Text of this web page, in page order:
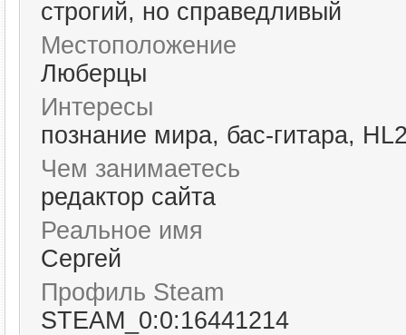
строгий, но справедливый
Местоположение
Люберцы
Интересы
познание мира, бас-гитара,
Чем занимаетесь
редактор сайта
Реальное имя
Сергей
Профиль Steam
STEAM_0:0:16441214